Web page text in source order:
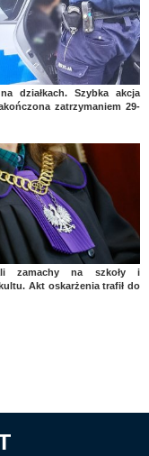
działkach. Szybka akcja
zatrzymaniem 29-
zamachy na szkoły i
Akt oskarżenia trafił do